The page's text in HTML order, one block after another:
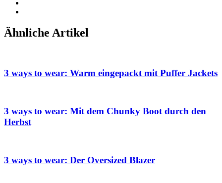
Ähnliche Artikel
3 ways to wear: Warm eingepackt mit Puffer Jackets
3 ways to wear: Mit dem Chunky Boot durch den
Herbst
3 ways to wear: Der Oversized Blazer